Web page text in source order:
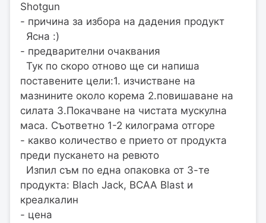
Shotgun
- причина за избора на дадения продукт
Ясна :)
- предварителни очаквания
Тук по скоро отново ще си напиша
поставените цели:1. изчистване на
мазнините около корема 2.повишаване на
силата 3.Покачване на чистата мускулна
маса. Съответно 1-2 килограма отгоре
- какво количество е прието от продукта
преди пускането на ревюто
Изпил съм по една опаковка от 3-те
продукта: Blach Jack, BCAA Blast и
креалкалин
- цена